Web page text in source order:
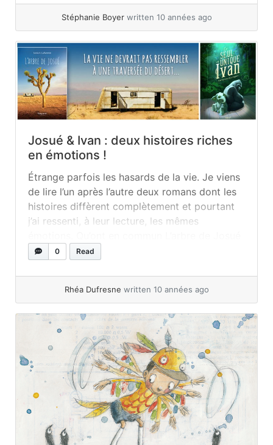
est Malala? Malala... »read more
Stéphanie Boyer written 10 années ago
Josué & Ivan : deux histoires riches
en émotions !
Étrange parfois les hasards de la vie. Je viens
de lire l’un après l’autre deux romans dont les
histoires diffèrent complètement et pourtant
j’ai ressenti, à leur lecture, les mêmes
et Ivan le seul et unique? À priori rien du tout
read more
0 Read
Rhéa Dufresne written 10 années ago